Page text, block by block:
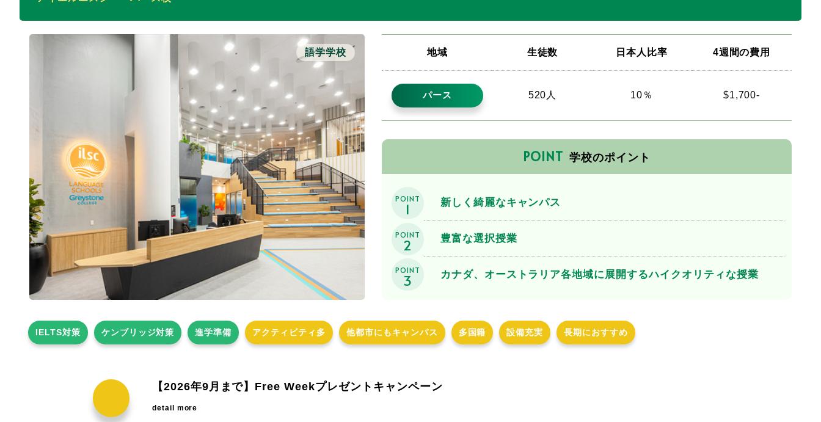
語学学校 地域 生徒数 日本人比率 4週間の費用
パース 520人 10％ $1,700-
POINT 学校のポイント
POINT
1 新しく綺麗なキャンパス
POINT
2 豊富な選択授業
POINT
3 カナダ、オーストラリア各地域に展開するハイクオリティな授業
IELTS対策 ケンブリッジ対策 進学準備 アクティビティ多 他都市にもキャンパス 多国籍 設備充実 長期におすすめ
【2026年9月まで】Free Weekプレゼントキャンペーン
detail more